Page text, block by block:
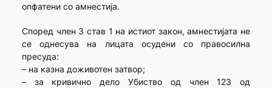
опфатени со амнестија.
Според член 3 став 1 на истиот закон, амнестијата не
се однесува на лицата осудени со правосилна
пресуда:
– на казна доживотен затвор;
– за кривично дело Убиство од член 123 од